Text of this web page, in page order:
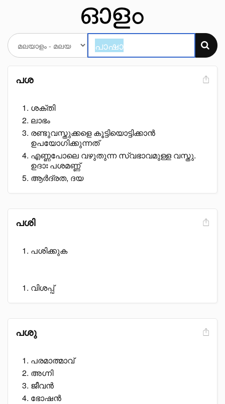
പശ
ശക്തി
ലാഭം
രണ്ടുവസ്തുക്കളെ കൂട്ടിയൊട്ടിക്കാൻ
ഉപയോഗിക്കുന്നത്
എണ്ണപോലെ വഴുതുന്ന സ്വഭാവമുള്ള വസ്തു.
ഉദാഃ പശമണ്ണ്
ആർദ്രത, ദയ
പശി
പശിക്കുക
വിശപ്പ്
പശു
പരമാത്മാവ്
അഗ്നി
ജീവൻ
ഭോഷൻ